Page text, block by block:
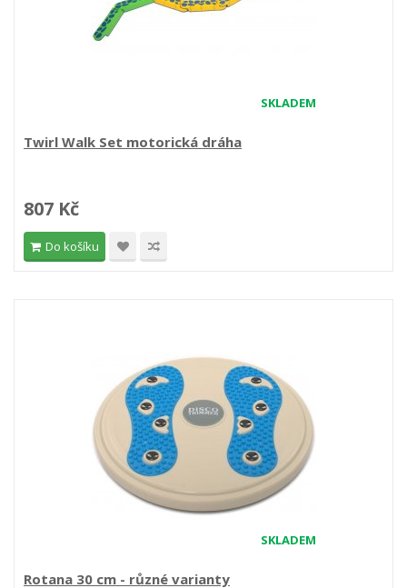
SKLADEM
Twirl Walk Set motorická dráha
807 Kč
Do košíku
SKLADEM
Rotana 30 cm - různé varianty